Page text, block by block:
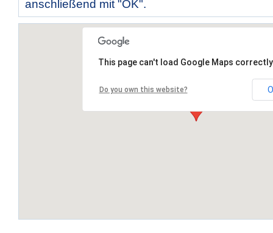
anschließend mit "OK".
This page can't load Google Maps
Do you own this website?